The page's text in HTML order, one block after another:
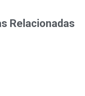
Relacionadas